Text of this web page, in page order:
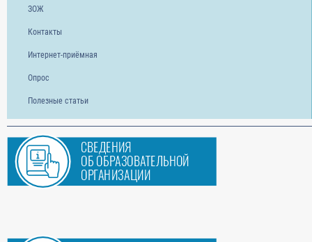
ЗОЖ
Контакты
Интернет-приёмная
Опрос
Полезные статьи